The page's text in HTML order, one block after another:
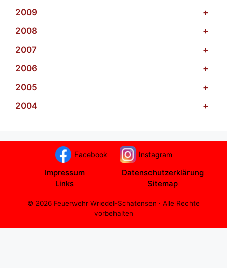
2009
+
2008
+
2007
+
2006
+
2005
+
2004
+
Facebook Instagram
Impressum
Datenschutzerklärung
Links
Sitemap
© 2026 Feuerwehr Wriedel-Schatensen · Alle Rechte
vorbehalten